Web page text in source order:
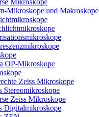
Mikroskope
Mikroskope und Makroskope
OP-Mikroskope
Zeiss Mikroskope
Stereomikroskope
Zeiss Mikroskope
Digitalmikroskope